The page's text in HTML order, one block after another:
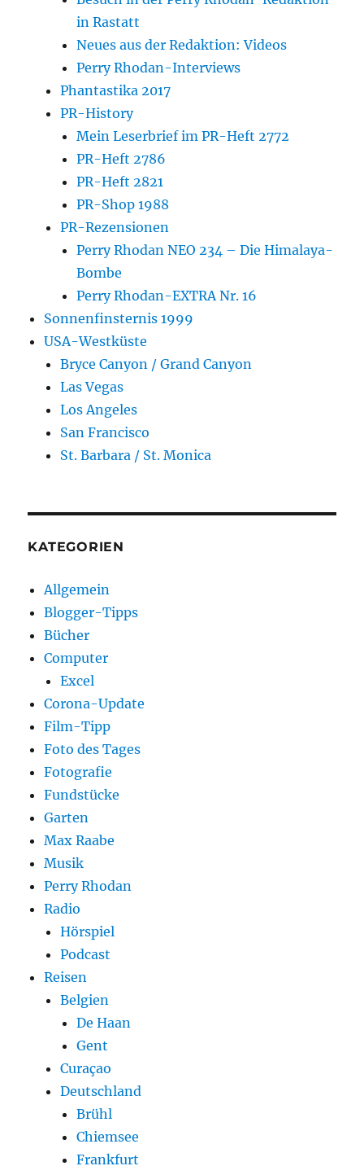
in Rastatt
Neues aus der Redaktion: Videos
Perry Rhodan-Interviews
Phantastika 2017
PR-History
Mein Leserbrief im PR-Heft 2772
PR-Heft 2786
PR-Heft 2821
PR-Shop 1988
PR-Rezensionen
Perry Rhodan NEO 234 – Die Himalaya-
Bombe
Perry Rhodan-EXTRA Nr. 16
Sonnenfinsternis 1999
USA-Westküste
Bryce Canyon / Grand Canyon
Las Vegas
Los Angeles
San Francisco
St. Barbara / St. Monica
KATEGORIEN
Allgemein
Blogger-Tipps
Bücher
Computer
Excel
Corona-Update
Film-Tipp
Foto des Tages
Fotografie
Fundstücke
Garten
Max Raabe
Musik
Perry Rhodan
Radio
Hörspiel
Podcast
Reisen
Belgien
De Haan
Gent
Curaçao
Deutschland
Brühl
Chiemsee
Frankfurt